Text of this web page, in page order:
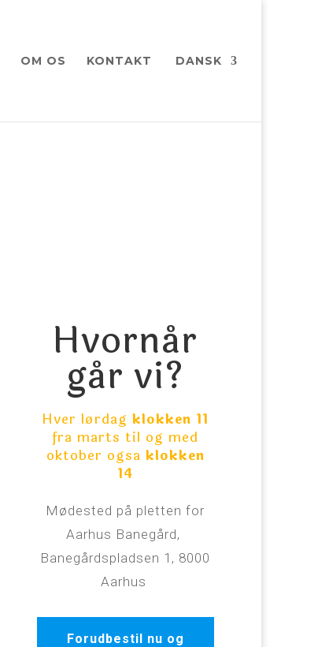
OM OS KONTAKT DANSK
Hvornår
går vi?
Hver lørdag klokken 11
fra marts til og med
oktober ogsa klokken
14
Mødested på pletten for
Aarhus Banegård,
Banegårdspladsen 1, 8000
Aarhus
Forudbestil nu og